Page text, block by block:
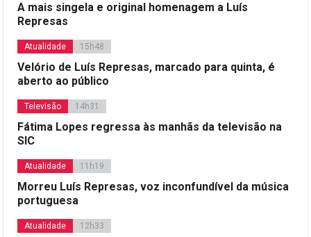
A mais singela e original homenagem a Luís
Represas
Atualidade 15h48
Velório de Luís Represas, marcado para quinta, é
aberto ao público
Televisão 14h31
Fátima Lopes regressa às manhãs da televisão na
SIC
Atualidade 11h19
Morreu Luís Represas, voz inconfundível da música
portuguesa
Atualidade 12h33